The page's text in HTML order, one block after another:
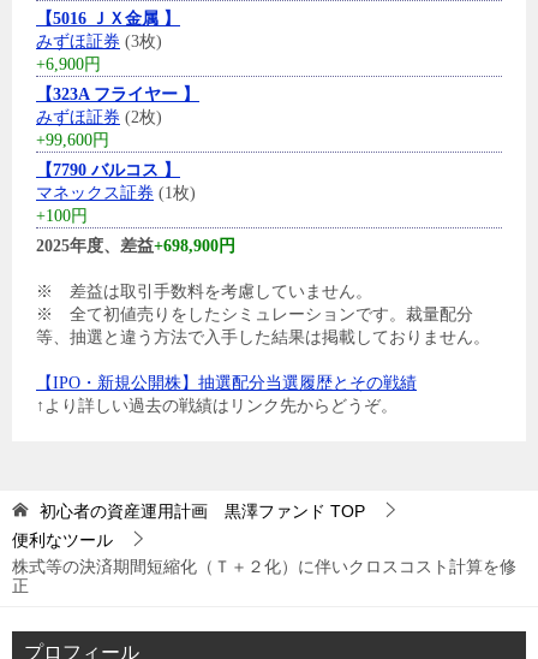
【5016 ＪＸ金属 】
みずほ証券 (3枚)
+6,900円
【323A フライヤー 】
みずほ証券 (2枚)
+99,600円
【7790 バルコス 】
マネックス証券 (1枚)
+100円
2025年度、差益+698,900円
※ 差益は取引手数料を考慮していません。
※ 全て初値売りをしたシミュレーションです。裁量配分
等、抽選と違う方法で入手した結果は掲載しておりません。
【IPO・新規公開株】抽選配分当選履歴とその戦績
↑より詳しい過去の戦績はリンク先からどうぞ。
初心者の資産運用計画 黒澤ファンド TOP
便利なツール
株式等の決済期間短縮化（Ｔ＋２化）に伴いクロスコスト計算を修
正
プロフィール